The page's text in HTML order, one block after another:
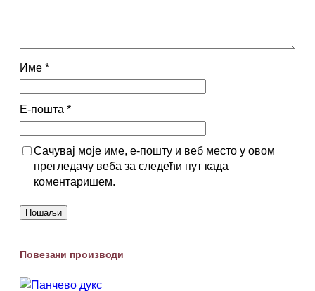
Име *
Е-пошта *
Сачувај моје име, е-пошту и веб место у овом
прегледачу веба за следећи пут када
коментаришем.
Повезани производи